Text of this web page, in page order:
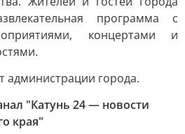
программа с
концертами и
города.
"Катунь 24 — новости
края"